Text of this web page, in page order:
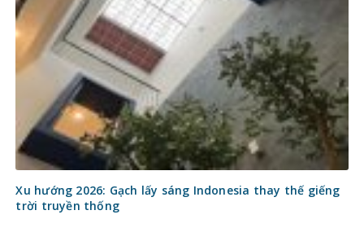
Xu hướng 2026: Gạch lấy sáng Indonesia thay thế giếng
trời truyền thống